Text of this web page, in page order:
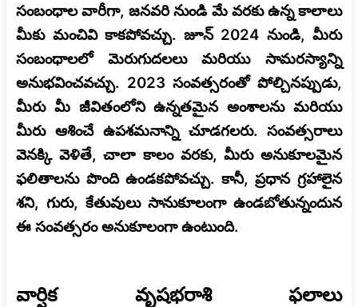
సంబంధాల వారీగా, జనవరి నుండి మే వరకు ఉన్న కాలాలు
మీకు మంచివి కాకపోవచ్చు. జూన్ 2024 నుండి, మీరు
సంబంధాలలో మెరుగుదలలు మరియు సామరస్యాన్ని
అనుభవించవచ్చు. 2023 సంవత్సరంతో పోల్చినప్పుడు,
మీరు మీ జీవితంలోని ఉన్నతమైన అంశాలను మరియు
మీరు ఆశించే ఉపశమనాన్ని చూడగలరు. సంవత్సరాలు
వెనక్కి వెళితే, చాలా కాలం వరకు, మీరు అనుకూలమైన
ఫలితాలను పొంది ఉండకపోవచ్చు. కానీ, ప్రధాన గ్రహాలైన
శని, గురు, కేతువులు సానుకూలంగా ఉండబోతున్నందున
ఈ సంవత్సరం అనుకూలంగా ఉంటుంది.
వార్షిక వృషభరాశి ఫలాలు